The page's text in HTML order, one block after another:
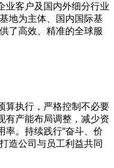
业客户及国内外细分行业
地为主体、国内国际基
了高效、精准的全球服
算执行，严格控制不必要
有产能布局调整，减少资
率。持续践行“奋斗、价
造公司与员工利益共同